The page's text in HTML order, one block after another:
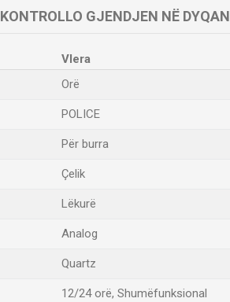
KONTROLLO GJENDJEN NË DYQAN
Vlera
Orë
POLICE
Për burra
Çelik
Lëkurë
Analog
Quartz
12/24 orë, Shumëfunksional